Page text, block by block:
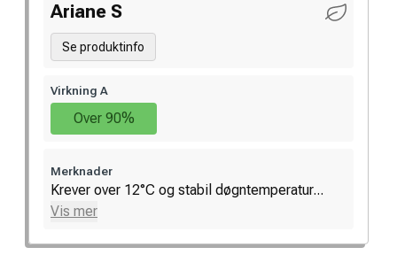
Ariane S
Se produktinfo
Virkning A
Over 90%
Merknader
Krever over 12°C og stabil døgntemperatur...
Vis mer